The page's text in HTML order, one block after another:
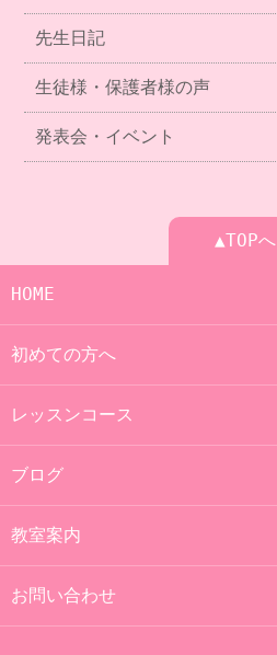
先生日記
生徒様・保護者様の声
発表会・イベント
▲TOPへ
HOME
初めての方へ
レッスンコース
ブログ
教室案内
お問い合わせ